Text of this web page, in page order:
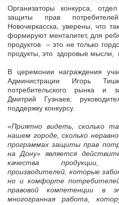
Организаторы конкурса,
защиты прав
Новочеркасска, уверены, что
формируют менталитет, для
продуктов – это не только
продукты, это здоровые мысли,
В церемонии награждения
Администрации Игорь
потребительского рынка и
Дмитрий Гузнаев,
поддержку конкурсу.
«Приятно видеть, сколько
нашем городе, сколько
программах защиты прав
на Дону» является
качества продукции,
производителей, которые
но и комфорте
правовой компетенции
многогранная работа,